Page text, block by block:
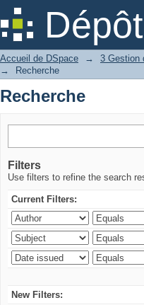
Recherche
Accueil de DSpace →
→
Recherche
Recherche
Filters
Use filters to refine the search
Current Filters:
New Filters: